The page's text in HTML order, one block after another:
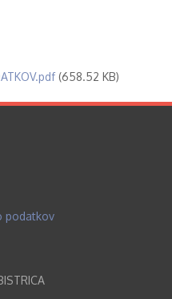
(658.52 KB)
podatkov